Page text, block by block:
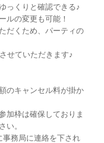
っくりと確認できる♪
ルの変更も可能！
だくため、パーティの
せていただきます♪
のキャンセル料が掛か
参加枠は確保しておりま
い。
事務局に連絡を下され